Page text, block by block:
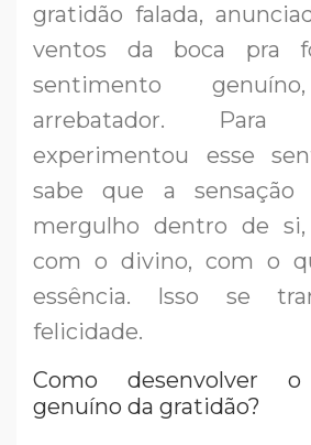
gratidão falada,
ventos da boca pra
sentimento
arrebatador.
experimentou esse
sabe que a sensação
mergulho dentro de
com o divino, com o
essência. Isso se
felicidade.
Como desenvolver
genuíno da gratidão?